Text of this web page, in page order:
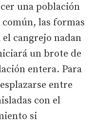
una población
las formas
cangrejo nadan
un brote de
entera. Para
entre
con el
si